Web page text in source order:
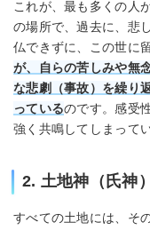
これが、最も多くの人
の場所で、過去に、悲
仏できずに、この世に
が、自らの苦しみや無
な悲劇（事故）を繰り
っているのです。感受
強く共鳴してしまって
2. 土地神（氏神
すべての土地には、そ